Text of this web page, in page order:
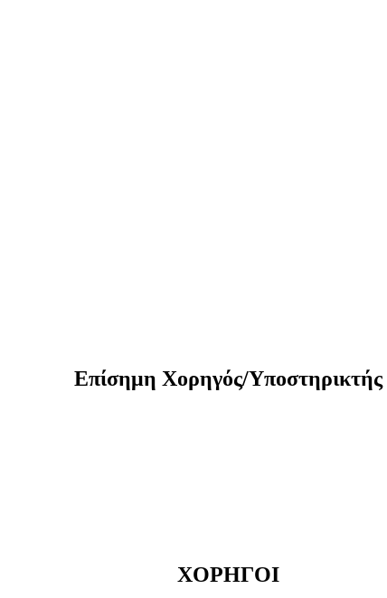
Eπίσημη Xορηγός/Yποστηρικτής
ΧΟΡΗΓΟΙ